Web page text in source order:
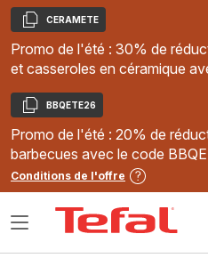
Copier
CERAMETE
Promo de l'été : 30% de
et casseroles en céramique
Copier
BBQETE26
Promo de l'été : 20% de
barbecues avec le code
Conditions de l'offre
Ouvrir